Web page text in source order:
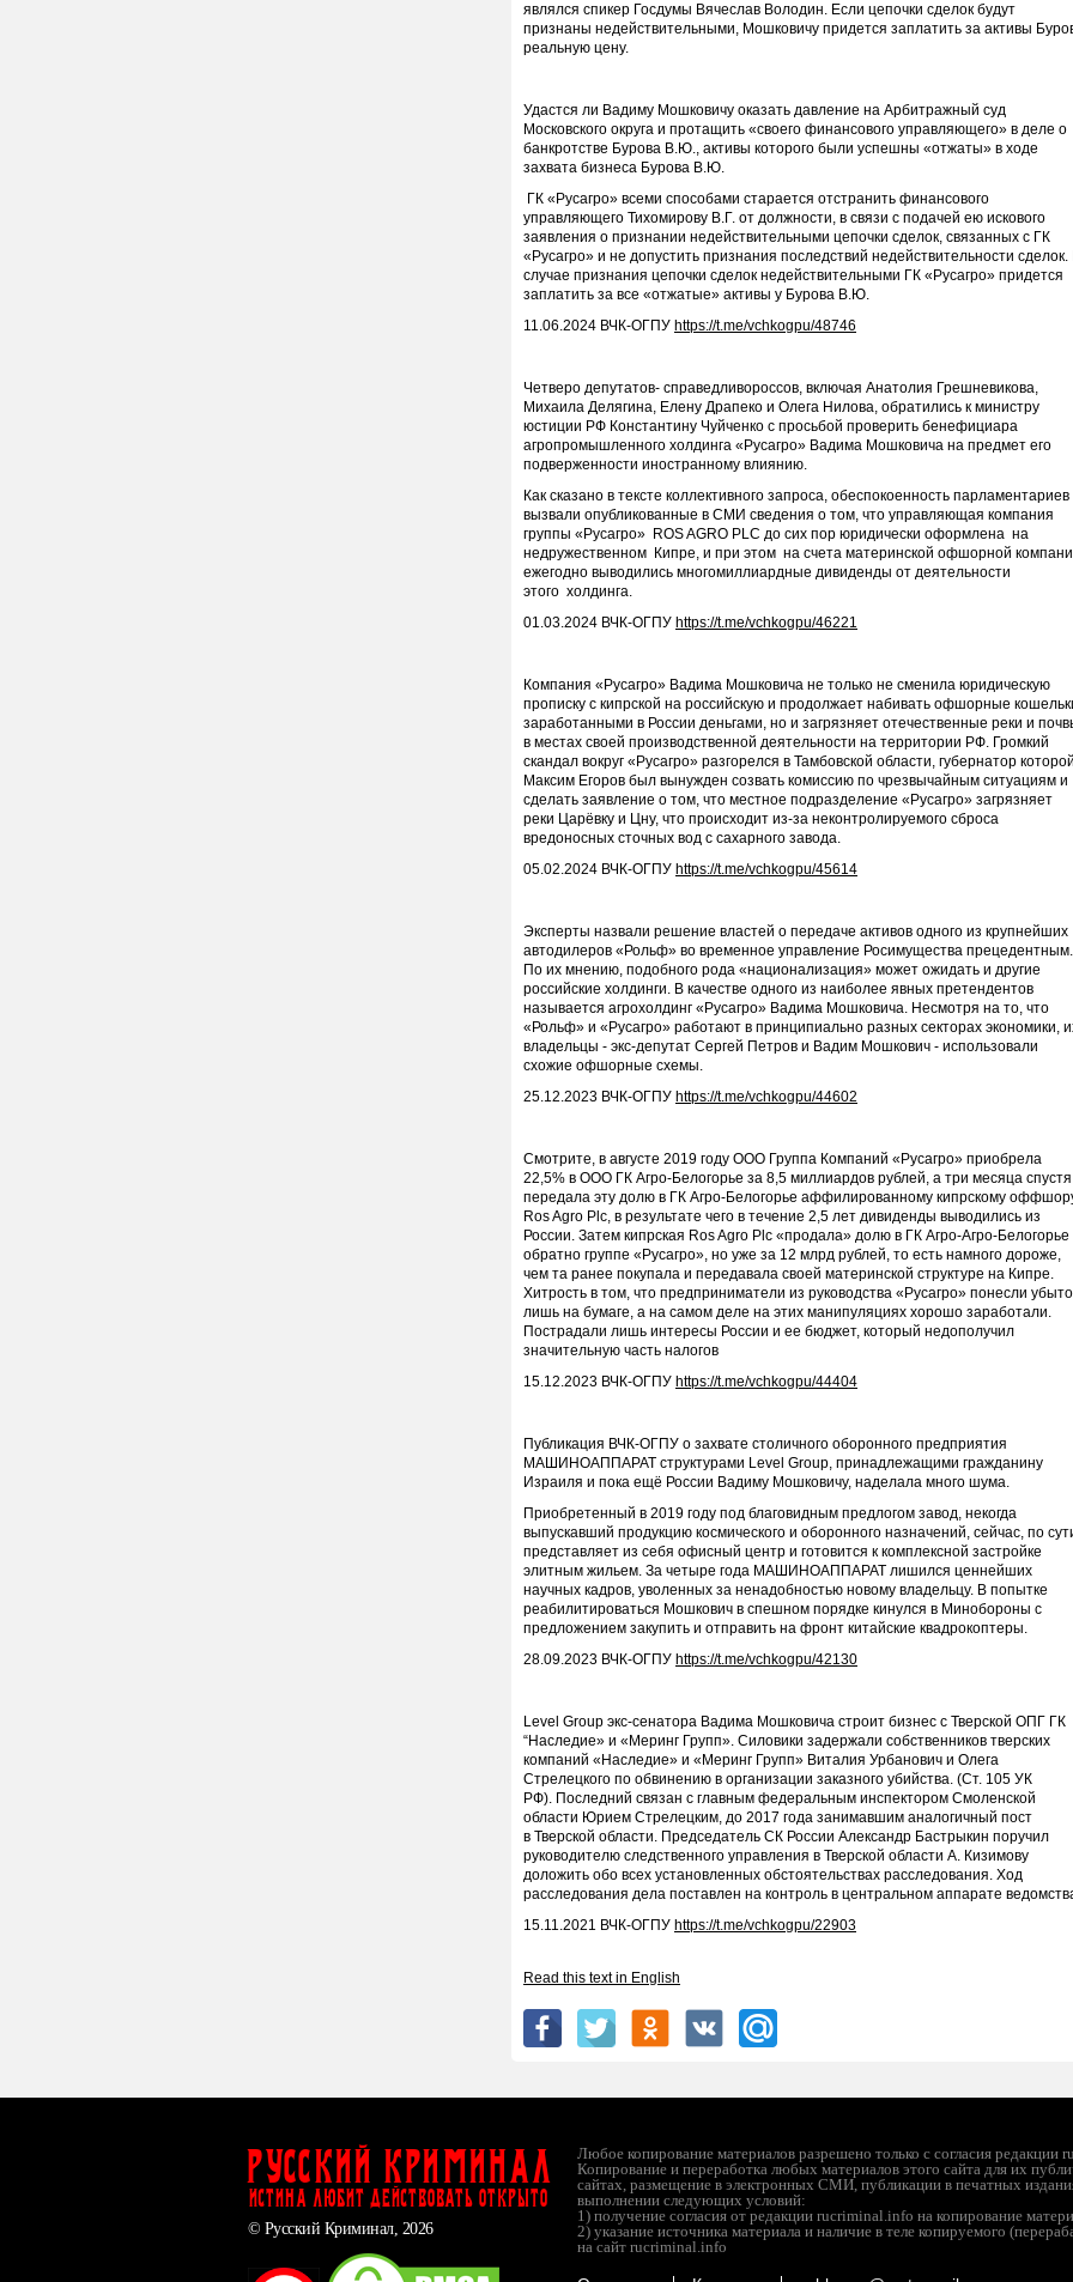
являлся спикер Госдумы Вячеслав Володин. Если цепочки сделок будут
признаны недействительными, Мошковичу придется заплатить за активы
реальную цену.
Удастся ли Вадиму Мошковичу оказать давление на Арбитражный суд
Московского округа и протащить «своего финансового управляющего» в деле о
банкротстве Бурова В.Ю., активы которого были успешны «отжаты» в ходе
захвата бизнеса Бурова В.Ю.
ГК «Русагро» всеми способами старается отстранить финансового
управляющего Тихомирову В.Г. от должности, в связи с подачей ею искового
заявления о признании недействительными цепочки сделок, связанных с ГК
«Русагро» и не допустить признания последствий недействительности сделок.
случае признания цепочки сделок недействительными ГК «Русагро» придется
заплатить за все «отжатые» активы у Бурова В.Ю.
11.06.2024 ВЧК-ОГПУ https://t.me/vchkogpu/48746
Четверо депутатов- справедливороссов, включая Анатолия Грешневикова,
Михаила Делягина, Елену Драпеко и Олега Нилова, обратились к министру
юстиции РФ Константину Чуйченко с просьбой проверить бенефициара
агропромышленного холдинга «Русагро» Вадима Мошковича на предмет его
подверженности иностранному влиянию.
Как сказано в тексте коллективного запроса, обеспокоенность парламентариев
вызвали опубликованные в СМИ сведения о том, что управляющая компания
группы «Русагро» ROS AGRO PLC до сих пор юридически оформлена на
недружественном Кипре, и при этом на счета материнской офшорной
ежегодно выводились многомиллиардные дивиденды от деятельности
этого холдинга.
01.03.2024 ВЧК-ОГПУ https://t.me/vchkogpu/46221
Компания «Русагро» Вадима Мошковича не только не сменила юридическую
прописку с кипрской на российскую и продолжает набивать офшорные
заработанными в России деньгами, но и загрязняет отечественные реки и
в местах своей производственной деятельности на территории РФ. Громкий
скандал вокруг «Русагро» разгорелся в Тамбовской области, губернатор
Максим Егоров был вынужден созвать комиссию по чрезвычайным ситуациям и
сделать заявление о том, что местное подразделение «Русагро» загрязняет
реки Царёвку и Цну, что происходит из-за неконтролируемого сброса
вредоносных сточных вод с сахарного завода.
05.02.2024 ВЧК-ОГПУ https://t.me/vchkogpu/45614
Эксперты назвали решение властей о передаче активов одного из крупнейших
автодилеров «Рольф» во временное управление Росимущества прецедентным.
По их мнению, подобного рода «национализация» может ожидать и другие
российские холдинги. В качестве одного из наиболее явных претендентов
называется агрохолдинг «Русагро» Вадима Мошковича. Несмотря на то, что
«Рольф» и «Русагро» работают в принципиально разных секторах экономики,
владельцы - экс-депутат Сергей Петров и Вадим Мошкович - использовали
схожие офшорные схемы.
25.12.2023 ВЧК-ОГПУ https://t.me/vchkogpu/44602
Смотрите, в августе 2019 году ООО Группа Компаний «Русагро» приобрела
22,5% в ООО ГК Агро-Белогорье за 8,5 миллиардов рублей, а три месяца спустя
передала эту долю в ГК Агро-Белогорье аффилированному кипрскому
Ros Agro Plc, в результате чего в течение 2,5 лет дивиденды выводились из
России. Затем кипрская Ros Agro Plc «продала» долю в ГК Агро-Агро-Белогорье
обратно группе «Русагро», но уже за 12 млрд рублей, то есть намного дороже,
чем та ранее покупала и передавала своей материнской структуре на Кипре.
Хитрость в том, что предприниматели из руководства «Русагро» понесли
лишь на бумаге, а на самом деле на этих манипуляциях хорошо заработали.
Пострадали лишь интересы России и ее бюджет, который недополучил
значительную часть налогов
15.12.2023 ВЧК-ОГПУ https://t.me/vchkogpu/44404
Публикация ВЧК-ОГПУ о захвате столичного оборонного предприятия
МАШИНОАППАРАТ структурами Level Group, принадлежащими гражданину
Израиля и пока ещё России Вадиму Мошковичу, наделала много шума.
Приобретенный в 2019 году под благовидным предлогом завод, некогда
выпускавший продукцию космического и оборонного назначений, сейчас, по
представляет из себя офисный центр и готовится к комплексной застройке
элитным жильем. За четыре года МАШИНОАППАРАТ лишился ценнейших
научных кадров, уволенных за ненадобностью новому владельцу. В попытке
реабилитироваться Мошкович в спешном порядке кинулся в Минобороны с
предложением закупить и отправить на фронт китайские квадрокоптеры.
28.09.2023 ВЧК-ОГПУ https://t.me/vchkogpu/42130
Level Group экс-сенатора Вадима Мошковича строит бизнес с Тверской ОПГ ГК
“Наследие» и «Меринг Групп». Силовики задержали собственников тверских
компаний «Наследие» и «Меринг Групп» Виталия Урбанович и Олега
Стрелецкого по обвинению в организации заказного убийства. (Ст. 105 УК
РФ). Последний связан с главным федеральным инспектором Смоленской
области Юрием Стрелецким, до 2017 года занимавшим аналогичный пост
в Тверской области. Председатель СК России Александр Бастрыкин поручил
руководителю следственного управления в Тверской области А. Кизимову
доложить обо всех установленных обстоятельствах расследования. Ход
расследования дела поставлен на контроль в центральном аппарате
15.11.2021 ВЧК-ОГПУ https://t.me/vchkogpu/22903
Read this text in English
Русский Криминал
ИСТИНА ЛЮБИТ ДЕЙСТВОВАТЬ ОТКРЫТО
© Русский Криминал, 2026
Любое копирование материалов разрешено только с согласия редакции
Копирование и переработка любых материалов этого сайта для их
сайтах, размещение в электронных СМИ, публикации в печатных
выполнении следующих условий:
1) получение согласия от редакции rucriminal.info на копирование
2) указание источника материала и наличие в теле копируемого
на сайт rucriminal.info